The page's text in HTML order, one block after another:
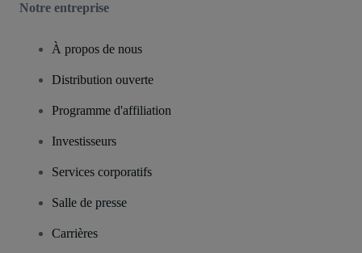
Notre entreprise
À propos de nous
Distribution ouverte
Programme d'affiliation
Investisseurs
Services corporatifs
Salle de presse
Carrières